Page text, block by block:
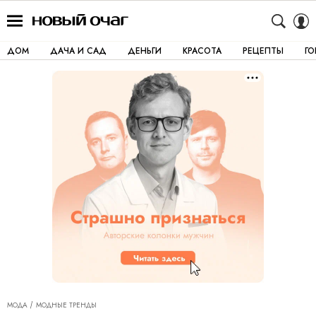
ДОМ ДАЧА И САД ДЕНЬГИ КРАСОТА РЕЦЕПТЫ
МОДА
МОДНЫЕ ТРЕНДЫ